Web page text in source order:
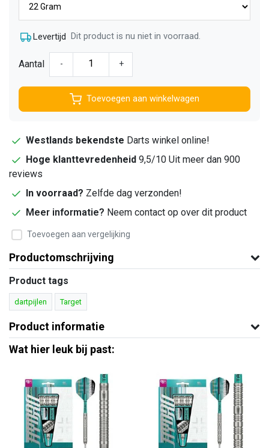
Levertijd Dit product is nu niet in voorraad.
Aantal - +
Toevoegen aan winkelwagen
Westlands bekendste Darts winkel online!
Hoge klanttevredenheid 9,5/10 Uit meer dan 900
reviews
In voorraad? Zelfde dag verzonden!
Meer informatie? Neem contact op over dit product
Toevoegen aan vergelijking
Productomschrijving
Product tags
dartpijlen Target
Product informatie
Wat hier leuk bij past: